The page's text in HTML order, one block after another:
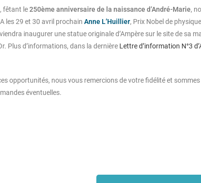
fêtant le250ème anniversaire de la naissance d’André-Marie,
les 29 et 30 avril prochain Anne L’Huillier, Prix Nobel de
inaugurer une statue originale d’Ampère sur le site de sa
Plus d’informations, dans la dernière Lettre d’information N°3
opportunités, nous vous remercions de votre fidélité et
éventuelles.